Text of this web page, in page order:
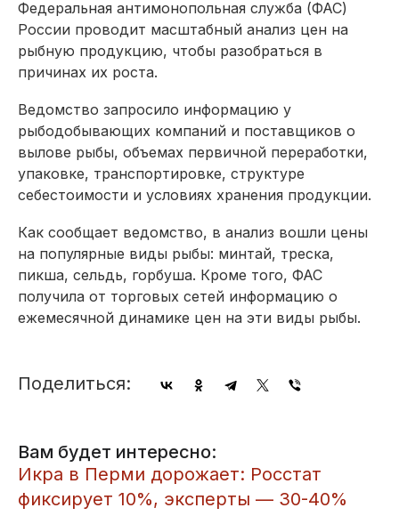
Федеральная антимонопольная служба (ФАС)
России проводит масштабный анализ цен на
рыбную продукцию, чтобы разобраться в
причинах их роста.
Ведомство запросило информацию у
рыбодобывающих компаний и поставщиков о
вылове рыбы, объемах первичной переработки,
упаковке, транспортировке, структуре
себестоимости и условиях хранения продукции.
Как сообщает ведомство, в анализ вошли цены
на популярные виды рыбы: минтай, треска,
пикша, сельдь, горбуша. Кроме того, ФАС
получила от торговых сетей информацию о
ежемесячной динамике цен на эти виды рыбы.
Поделиться:
Вам будет интересно:
Икра в Перми дорожает: Росстат
фиксирует 10%, эксперты — 30-40%